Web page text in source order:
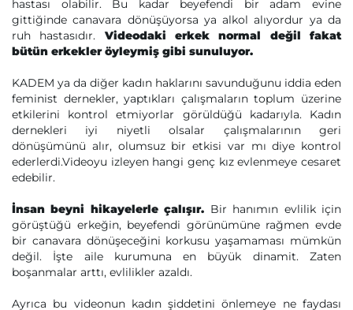
hastası olabilir. Bu kadar beyefendi bir adam evine
gittiğinde canavara dönüşüyorsa ya alkol alıyordur ya da
ruh hastasıdır. Videodaki erkek normal değil fakat
bütün erkekler öyleymiş gibi sunuluyor.
KADEM ya da diğer kadın haklarını savunduğunu iddia eden
feminist dernekler, yaptıkları çalışmaların toplum üzerine
etkilerini kontrol etmiyorlar görüldüğü kadarıyla. Kadın
dernekleri iyi niyetli olsalar çalışmalarının geri
dönüşümünü alır, olumsuz bir etkisi var mı diye kontrol
ederlerdi.Videoyu izleyen hangi genç kız evlenmeye cesaret
edebilir.
İnsan beyni hikayelerle çalışır. Bir hanımın evlilik için
görüştüğü erkeğin, beyefendi görünümüne rağmen evde
bir canavara dönüşeceğini korkusu yaşamaması mümkün
değil. İşte aile kurumuna en büyük dinamit. Zaten
boşanmalar arttı, evlilikler azaldı.
Ayrıca bu videonun kadın şiddetini önlemeye ne faydası